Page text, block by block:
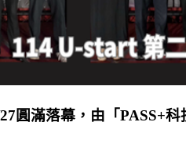
圓滿落幕，由「PASS+